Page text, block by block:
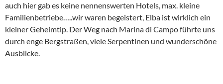
auch hier gab es keine nennenswerten Hotels, max. kleine
Familienbetriebe…..wir waren begeistert, Elba ist wirklich ein
kleiner Geheimtip. Der Weg nach Marina di Campo führte uns
durch enge Bergstraßen, viele Serpentinen und wunderschöne
Ausblicke.